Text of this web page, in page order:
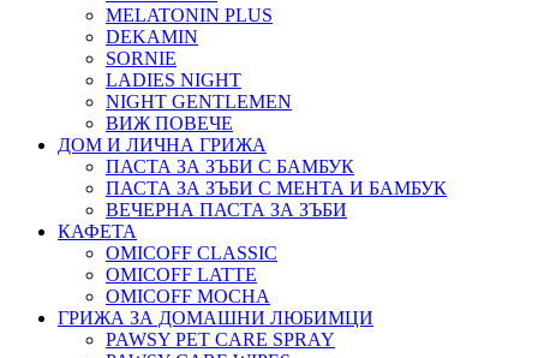
MELATONIN PLUS
DEKAMIN
SORNIE
LADIES NIGHT
NIGHT GENTLEMEN
ВИЖ ПОВЕЧЕ
ДОМ И ЛИЧНА ГРИЖА
ПАСТА ЗА ЗЪБИ С БАМБУК
ПАСТА ЗА ЗЪБИ С МЕНТА И БАМБУК
ВЕЧЕРНА ПАСТА ЗА ЗЪБИ
КАФЕТА
OMICOFF CLASSIC
OMICOFF LATTE
OMICOFF MOCHA
ГРИЖА ЗА ДОМАШНИ ЛЮБИМЦИ
PAWSY PET CARE SPRAY